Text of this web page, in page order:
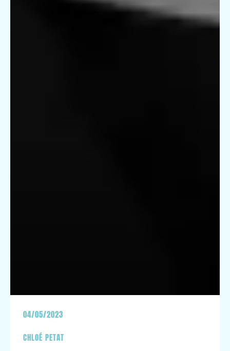
04/05/2023
CHLOÉ PETAT